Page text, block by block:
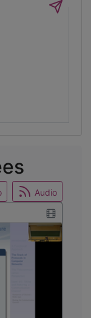
Audio